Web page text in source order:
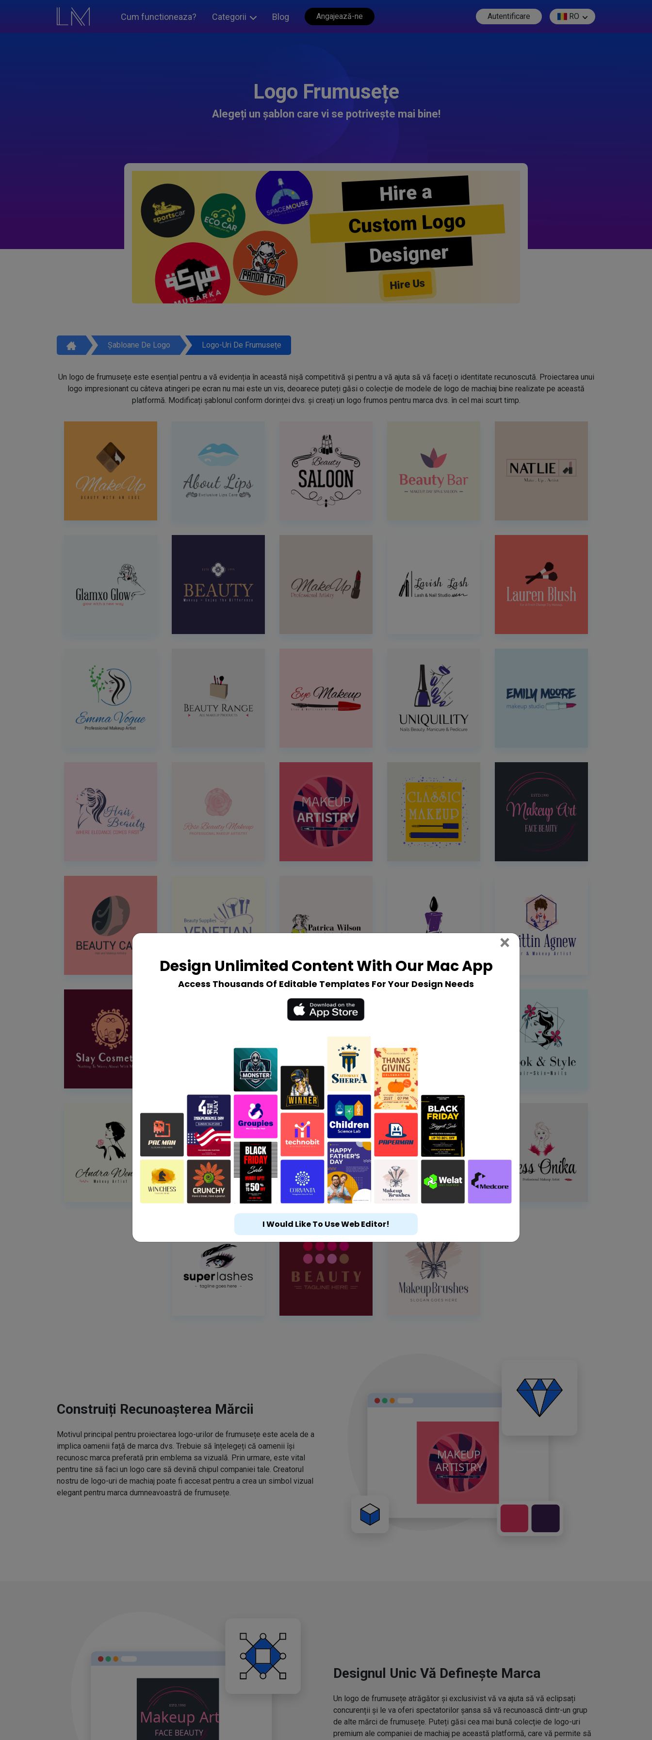
Cum functioneaza? Categorii Blog Angajează-ne Autentificare RO
Logo Frumusețe
Alegeți un șablon care vi se potrivește mai bine!
Hire a
Custom Logo
Designer
Hire Us
Șabloane De Logo Logo-Uri De Frumusețe
Un logo de frumusețe este esențial pentru a vă evidenția în această nișă competitivă și pentru a vă ajuta să vă faceți o identitate recunoscută. Proiectarea unui
logo impresionant cu câteva atingeri pe ecran nu mai este un vis, deoarece puteți găsi o colecție de modele de logo de machiaj bine realizate pe această
platformă. Modificați șablonul conform dorinței dvs. și creați un logo frumos pentru marca dvs. în cel mai scurt timp.
Construiți Recunoașterea Mărcii
Motivul principal pentru proiectarea logo-urilor de frumusețe este acela de a
implica oamenii față de marca dvs. Trebuie să înțelegeți că oamenii își
recunosc marca preferată prin emblema sa vizuală. Prin urmare, este vital
pentru tine să faci un logo care să devină chipul companiei tale. Creatorul
nostru de logo-uri de machiaj poate fi accesat pentru a crea un simbol vizual
elegant pentru marca dumneavoastră de frumusețe.
Designul Unic Vă Definește Marca
Un logo de frumusețe atrăgător și exclusivist vă va ajuta să vă eclipsați
concurenții și le va oferi spectatorilor șansa să vă recunoască dintr-un grup
de alte mărci de frumusețe. Puteți găsi cea mai bună colecție de logo-uri
premium ale companiei de machiaj pe această platformă, care vă permite să
Design Unlimited Content With Our Mac App
Access Thousands Of Editable Templates For Your Design Needs
× Close
I Would Like To Use Web Editor!